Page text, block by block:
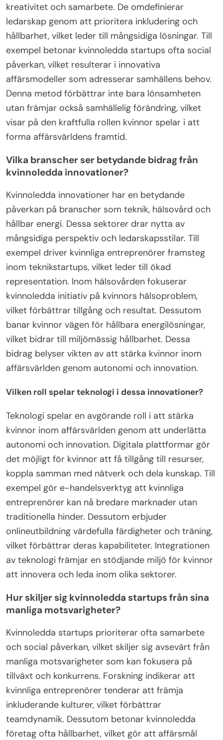
kreativitet och samarbete. De omdefinierar
ledarskap genom att prioritera inkludering och
hållbarhet, vilket leder till mångsidiga lösningar. Till
exempel betonar kvinnoledda startups ofta social
påverkan, vilket resulterar i innovativa
affärsmodeller som adresserar samhällens behov.
Denna metod förbättrar inte bara lönsamheten
utan främjar också samhällelig förändring, vilket
visar på den kraftfulla rollen kvinnor spelar i att
forma affärsvärldens framtid.
Vilka branscher ser betydande bidrag från
kvinnoledda innovationer?
Kvinnoledda innovationer har en betydande
påverkan på branscher som teknik, hälsovård och
hållbar energi. Dessa sektorer drar nytta av
mångsidiga perspektiv och ledarskapsstilar. Till
exempel driver kvinnliga entreprenörer framsteg
inom teknikstartups, vilket leder till ökad
representation. Inom hälsovården fokuserar
kvinnoledda initiativ på kvinnors hälsoproblem,
vilket förbättrar tillgång och resultat. Dessutom
banar kvinnor vägen för hållbara energilösningar,
vilket bidrar till miljömässig hållbarhet. Dessa
bidrag belyser vikten av att stärka kvinnor inom
affärsvärlden genom autonomi och innovation.
Vilken roll spelar teknologi i dessa innovationer?
Teknologi spelar en avgörande roll i att stärka
kvinnor inom affärsvärlden genom att underlätta
autonomi och innovation. Digitala plattformar gör
det möjligt för kvinnor att få tillgång till resurser,
koppla samman med nätverk och dela kunskap. Till
exempel gör e-handelsverktyg att kvinnliga
entreprenörer kan nå bredare marknader utan
traditionella hinder. Dessutom erbjuder
onlineutbildning värdefulla färdigheter och träning,
vilket förbättrar deras kapabiliteter. Integrationen
av teknologi främjar en stödjande miljö för kvinnor
att innovera och leda inom olika sektorer.
Hur skiljer sig kvinnoledda startups från sina
manliga motsvarigheter?
Kvinnoledda startups prioriterar ofta samarbete
och social påverkan, vilket skiljer sig avsevärt från
manliga motsvarigheter som kan fokusera på
tillväxt och konkurrens. Forskning indikerar att
kvinnliga entreprenörer tenderar att främja
inkluderande kulturer, vilket förbättrar
teamdynamik. Dessutom betonar kvinnoledda
företag ofta hållbarhet, vilket gör att affärsmål